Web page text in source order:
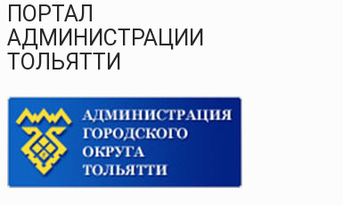
ПОРТАЛ
АДМИНИСТРАЦИИ
ТОЛЬЯТТИ